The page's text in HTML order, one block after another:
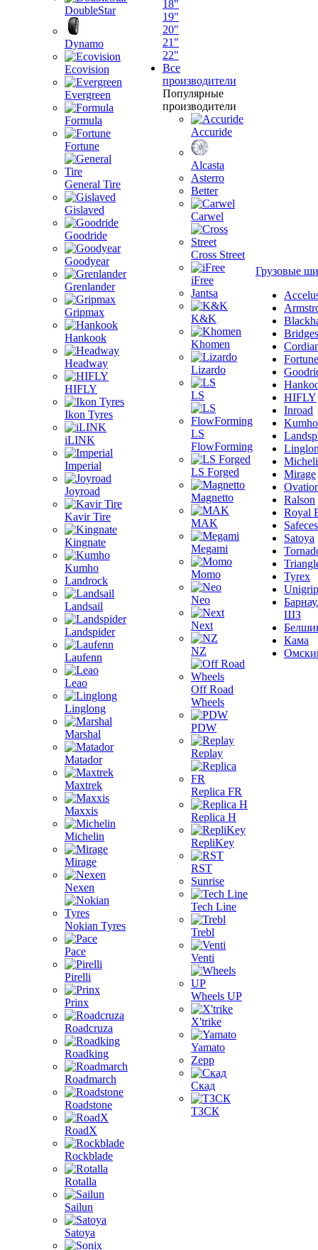
DoubleStar
Dynamo
Ecovision
Evergreen
Formula
Fortune
General Tire
Gislaved
Goodride
Goodyear
Grenlander
Gripmax
Hankook
Headway
HIFLY
Ikon Tyres
iLINK
Imperial
Joyroad
Kavir Tire
Kingnate
Kumho
Landrock
Landsail
Landspider
Laufenn
Leao
Linglong
Marshal
Matador
Maxtrek
Maxxis
Michelin
Mirage
Nexen
Nokian Tyres
Pace
Pirelli
Prinx
Roadcruza
Roadking
Roadmarch
Roadstone
RoadX
Rockblade
Rotalla
Sailun
Satoya
18"
19"
20"
21"
22"
Все
производители
Популярные
производители
Accuride
Alcasta
Asterro
Better
Carwel
Cross Street
iFree
Jantsa
K&K
Khomen
Lizardo
LS
LS
FlowForming
LS Forged
Magnetto
MAK
Megami
Momo
Neo
Next
NZ
Off Road
Wheels
PDW
Replay
Replica FR
Replica H
RepliKey
RST
Sunrise
Tech Line
Trebl
Venti
Wheels UP
X'trike
Yamato
Zepp
Скад
ТЗСК
Грузовые
Fortune
HIFLY
Inroad
Kumho
Mirage
Ralson
Royal
Satoya
Tyrex
Unigrip
ШЗ
Кама